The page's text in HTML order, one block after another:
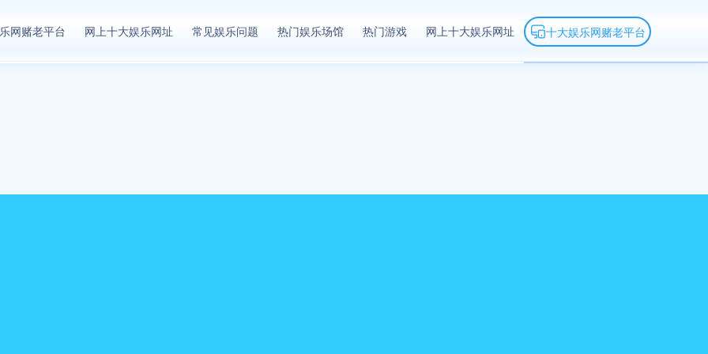
网赌老平台 网上十大娱乐网址 常见娱乐问题 热门娱乐场馆 热门游戏 网上十大娱乐网址 十大娱乐网赌老平台